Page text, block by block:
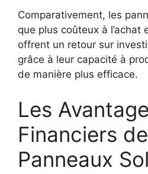
Comparativement, les
que plus coûteux à l’achat
offrent un retour sur
grâce à leur capacité à
de manière plus efficace.
Les
Financiers
Panneaux